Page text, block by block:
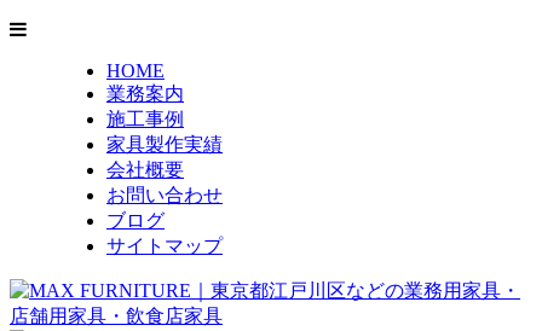
HOME
業務案内
施工事例
家具製作実績
会社概要
お問い合わせ
ブログ
サイトマップ